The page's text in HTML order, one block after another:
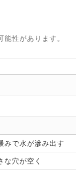
性があります。
みで水が滲み出す
な穴が空く